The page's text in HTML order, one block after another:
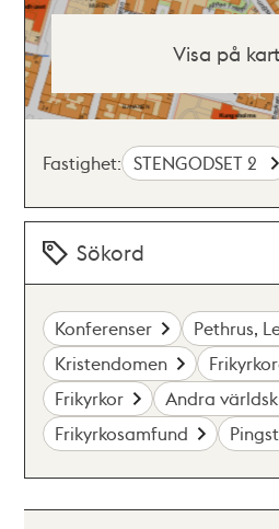
Visa på
Fastighet: STENGODSET 2
Sökord
Konferenser
Pethrus,
Kristendomen
Frikyrkor
Andra
Frikyrkosamfund